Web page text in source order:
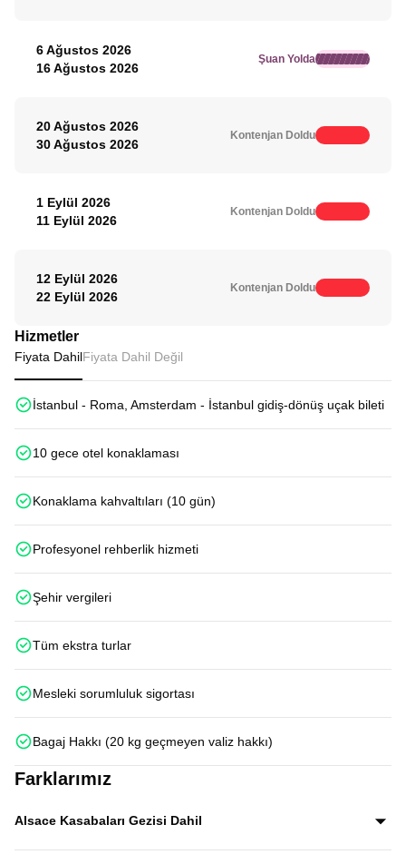
6 Ağustos 2026
16 Ağustos 2026
Şuan Yolda
20 Ağustos 2026
30 Ağustos 2026
Kontenjan Doldu
1 Eylül 2026
11 Eylül 2026
Kontenjan Doldu
12 Eylül 2026
22 Eylül 2026
Kontenjan Doldu
Hizmetler
Fiyata DahilFiyata Dahil Değil
İstanbul - Roma, Amsterdam - İstanbul gidiş-dönüş uçak bileti
10 gece otel konaklaması
Konaklama kahvaltıları (10 gün)
Profesyonel rehberlik hizmeti
Şehir vergileri
Tüm ekstra turlar
Mesleki sorumluluk sigortası
Bagaj Hakkı (20 kg geçmeyen valiz hakkı)
Farklarımız
Alsace Kasabaları Gezisi Dahil
Masalsı mimarileriyle ünlü Colmar, Riquewihr ve tarihi